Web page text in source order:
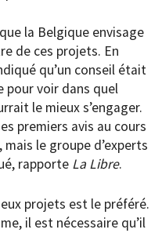
la Belgique envisage
de ces projets. En
qu’un conseil était
pour voir dans quel
le mieux s’engager.
premiers avis au cours
le groupe d’experts
rapporte La Libre.
projets est le préféré.
il est nécessaire qu’il